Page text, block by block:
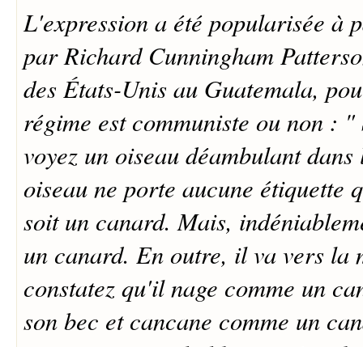
L'expression a été popularisée à
par Richard Cunningham
des États-Unis au Guatemala,
régime est communiste ou non : "
voyez un oiseau déambulant
oiseau ne porte aucune étiquette
soit un canard. Mais,
un canard. En outre, il va vers la
constatez qu'il nage comme un
son bec et cancane comme un